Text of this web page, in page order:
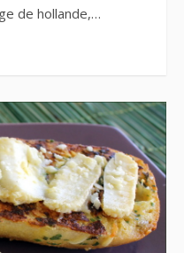
de hollande,…